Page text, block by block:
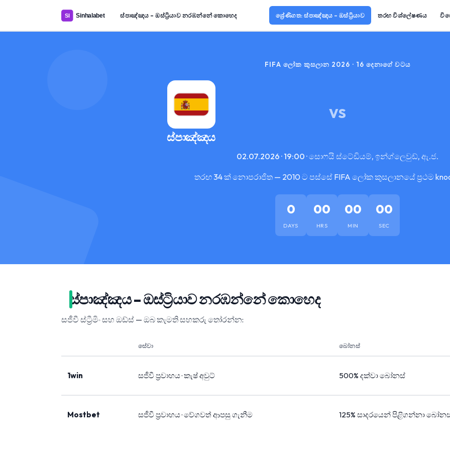
ස්පාඤ්ඤය – ඔස්ට්‍රියාව නරඹන්නේ කොහෙද ශ්‍රේණිගත: ස්පාඤ්ඤය – ඔස්ට්‍රියාව තරඟ විශ්ලේෂණය
FIFA ලෝක කුසලාන 2026 · 16 දෙනාගේ වටය
ස්පාඤ්ඤය
VS
02.07.2026 · 19:00 · සොෆයි ස්ටේඩියම්, ඉන්ග්ලෙවුඩ්, ඇ.ජ.
තරඟ 34 ක් නොපරාජිත — 2010 ට පස්සේ FIFA ලෝක කුසලානයේ ප්‍රථම
0
DAYS
00
HRS
00
MIN
00
SEC
ස්පාඤ්ඤය – ඔස්ට්‍රියාව නරඹන්නේ කොහෙද
සජීවී ස්ට්‍රීමිං සහ ඔඩ්ස් — ඔබ කැමති සහකරු තෝරන්න:
සේවා බෝනස්
1win සජීවී ප්‍රවාහය · කැෂ් අවුට් 500% දක්වා බෝනස්
Mostbet සජීවී ප්‍රවාහය · වේගවත් ආපසු ගැනීම 125% සාදරයෙන් පිළිගන්නා